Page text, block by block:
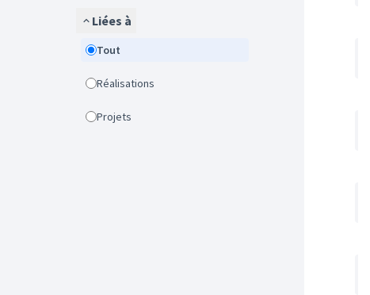
Liées à
Tout
Réalisations
Projets